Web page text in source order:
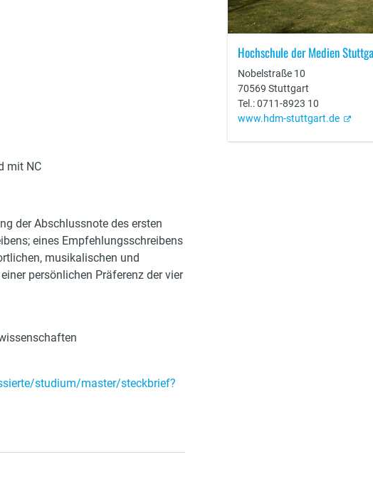
mit NC
der Abschlussnote des ersten
eines Empfehlungsschreibens
musikalischen und
persönlichen Präferenz der vier
studium/master/steckbrief?
Hochschule der Medien
Nobelstraße 10
70569 Stuttgart
Tel.:0711-8923 10
www.hdm-stuttgart.de